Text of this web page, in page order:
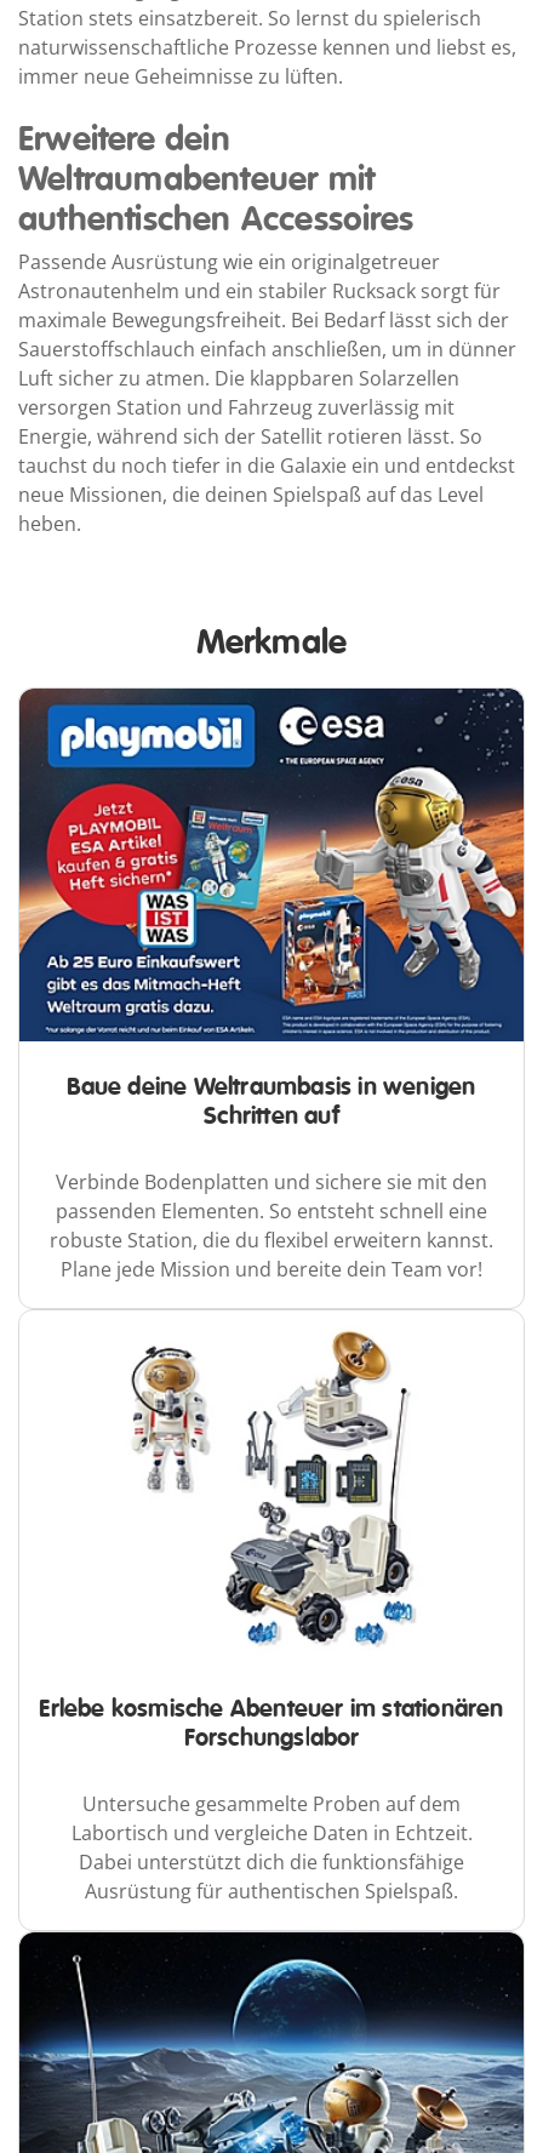
Station stets einsatzbereit. So lernst du spielerisch
naturwissenschaftliche Prozesse kennen und liebst es,
immer neue Geheimnisse zu lüften.
Erweitere dein
Weltraumabenteuer mit
authentischen Accessoires
Passende Ausrüstung wie ein originalgetreuer
Astronautenhelm und ein stabiler Rucksack sorgt für
maximale Bewegungsfreiheit. Bei Bedarf lässt sich der
Sauerstoffschlauch einfach anschließen, um in dünner
Luft sicher zu atmen. Die klappbaren Solarzellen
versorgen Station und Fahrzeug zuverlässig mit
Energie, während sich der Satellit rotieren lässt. So
tauchst du noch tiefer in die Galaxie ein und entdeckst
neue Missionen, die deinen Spielspaß auf das Level
heben.
Merkmale
Baue deine Weltraumbasis in wenigen
Schritten auf
Verbinde Bodenplatten und sichere sie mit den
passenden Elementen. So entsteht schnell eine
robuste Station, die du flexibel erweitern kannst.
Plane jede Mission und bereite dein Team vor!
Erlebe kosmische Abenteuer im stationären
Forschungslabor
Untersuche gesammelte Proben auf dem
Labortisch und vergleiche Daten in Echtzeit.
Dabei unterstützt dich die funktionsfähige
Ausrüstung für authentischen Spielspaß.